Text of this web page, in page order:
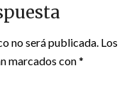
no será publicada. Los
marcados con*